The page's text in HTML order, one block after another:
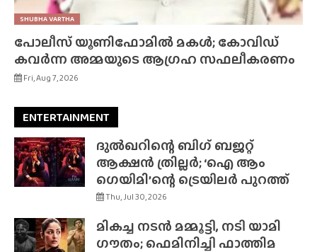
SHUBHA VARTHA
പോലീസ് യൂണിഫോമിൽ മകൾ; കോവിഡ്
കവർന്ന അമ്മയുടെ ആഗ്രഹ സഫലീകരണം
Fri, Aug 7, 2026
ENTERTAINMENT
ദുൽഖറിന്റെ ബിഗ് ബജറ്റ്
ആക്ഷൻ ത്രില്ലർ; ‘ഐ ആം
ഗെയിമി’ന്റെ ട്രെയിലർ പുറത്ത്
Thu, Jul 30, 2026
മികച്ച നടൻ മമ്മൂട്ടി, നടി യാമി
ഗൗതം; ഫെമിനിച്ചി ഫാത്തിമ